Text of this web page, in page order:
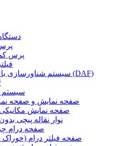
پرس
سیستم شناورسازی با هوای محلول (DAF)
سیستم
صفحه نمایش و صفحه
صفحه نمایش
نوار نقاله پیچی
صفحه درام
صفحه فیلتر درام (خوراک